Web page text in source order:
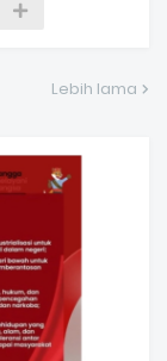
Lebih lama